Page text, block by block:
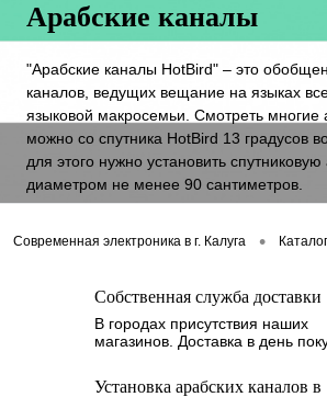
Арабские каналы
"Арабские каналы HotBird" – это
каналов, ведущих вещание на языках
языковой макросемьи. Смотреть многие
можно со спутника HotBird 13 градусов
для этого нужно установить спутниковую
диаметром не менее 90 сантиметров.
Современная электроника в г. Калуга •
Собственная служба доставки
В городах присутствия наших
магазинов. Доставка в день
Установка арабских каналов в